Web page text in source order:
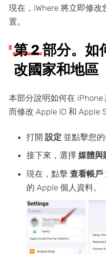
現在，iWhere 將立即修改
置。
第 2 部分。如
改國家和地區
本部分說明如何在
而修改 Apple ID 和 Apple
打開 設定 並點擊您的
接下來，選擇 媒體與
現在，點擊 查看帳戶
的 Apple 個人資料。